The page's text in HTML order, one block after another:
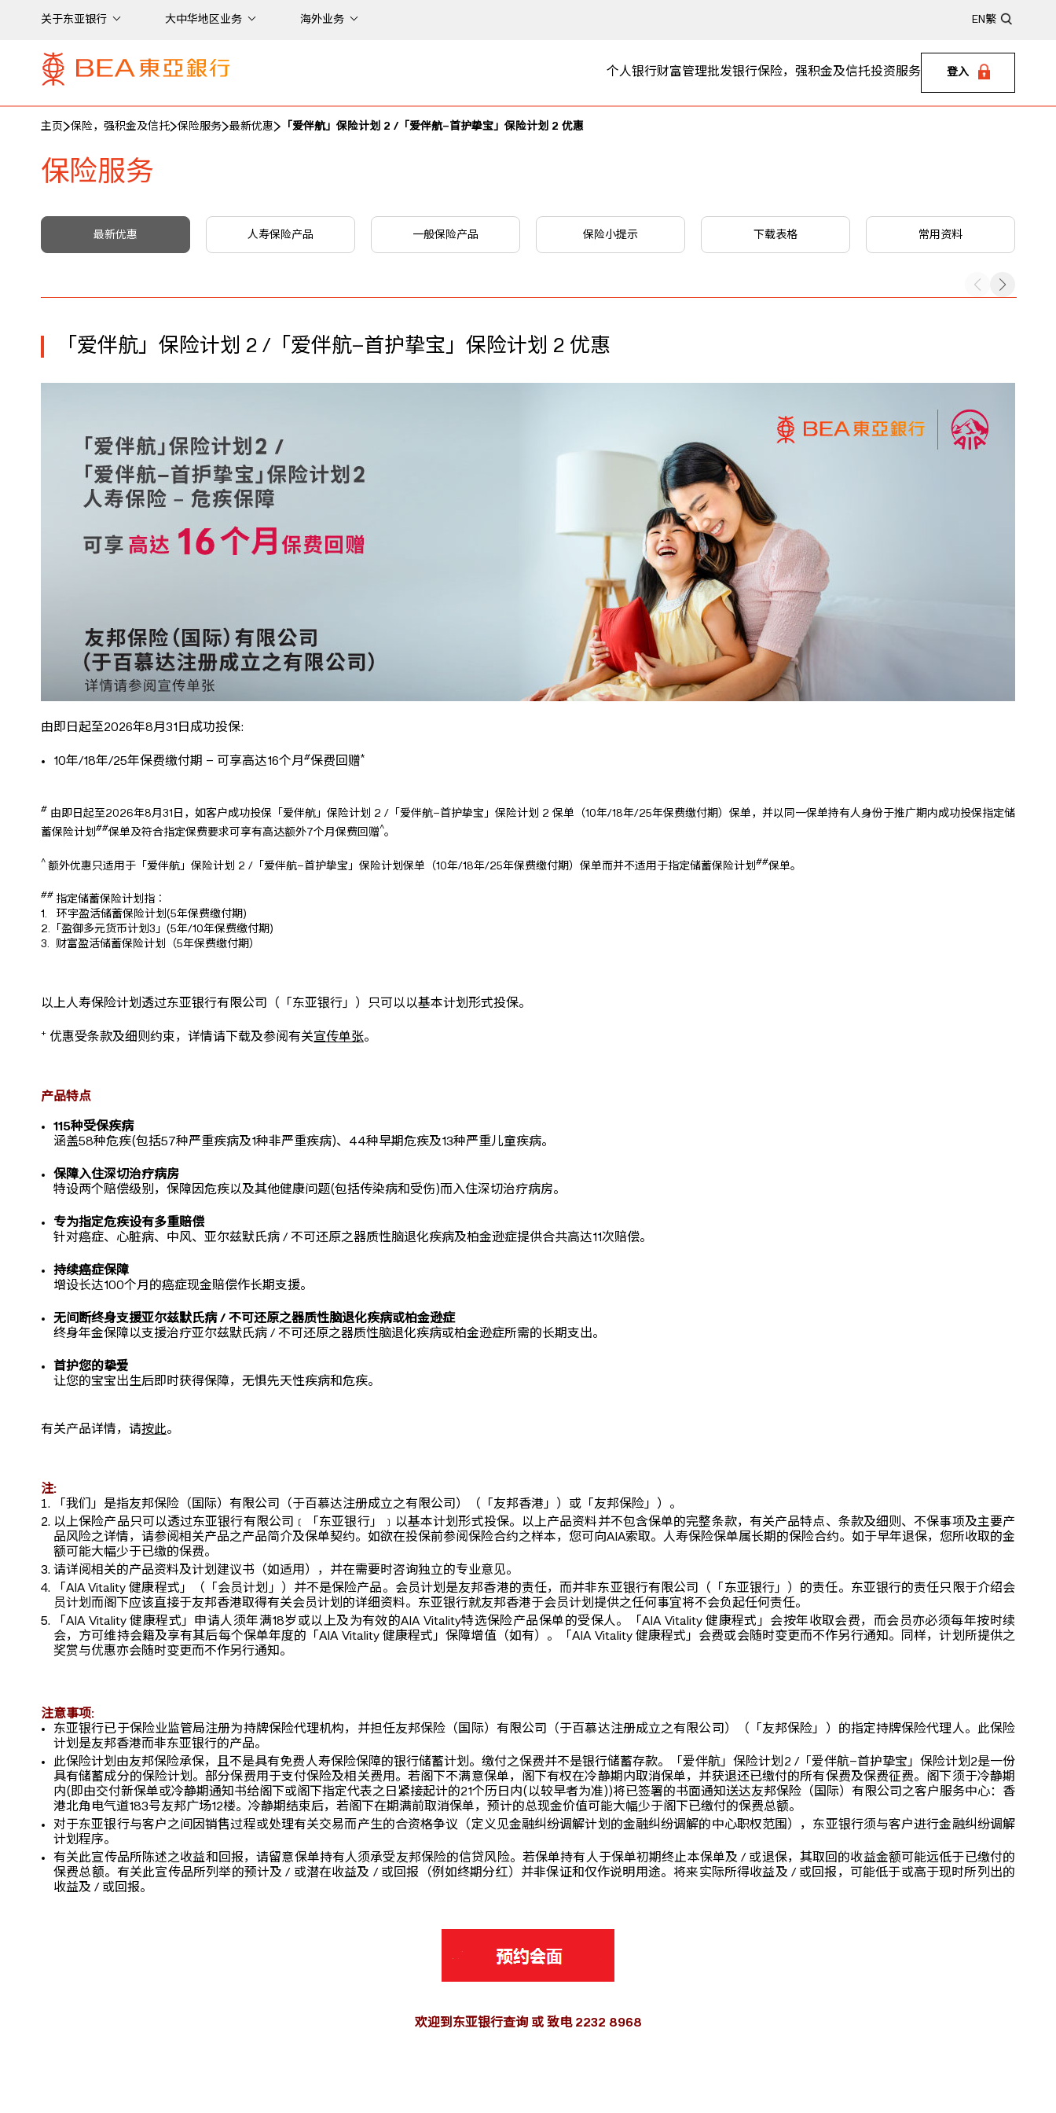
关于东亚银行 大中华地区业务 海外业务 EN 繁
个人银行财富管理批发银行保险，强积金及信托投资服务 登入
主页 保险，强积金及信托 保险服务 最新优惠 「爱伴航」保险计划 2 /「爱伴航–首护挚宝」保险计划 2 优惠
保险服务
最新优惠 人寿保险产品 一般保险产品 保险小提示 下载表格 常用资料
「爱伴航」保险计划 2 /「爱伴航–首护挚宝」保险计划 2 优惠
由即日起至2026年8月31日成功投保:
10年/18年/25年保费缴付期 – 可享高达16个月#保费回赠*
# 由即日起至2026年8月31日，如客户成功投保「爱伴航」保险计划 2 /「爱伴航–首护挚宝」保险计划 2 保单（10年/18年/25年保费缴付期）保单，并以同一保单持有人身份于推广期内成功投保指定储
蓄保险计划 ##保单及符合指定保费要求可享有高达额外7个月保费回赠^。
^ 额外优惠只适用于「爱伴航」保险计划 2 /「爱伴航–首护挚宝」保险计划保单（10年/18年/25年保费缴付期）保单而并不适用于指定储蓄保险计划 ##保单。
## 指定储蓄保险计划指︰
1. 环宇盈活储蓄保险计划(5年保费缴付期)
2.「盈御多元货币计划3」(5年/10年保费缴付期)
3. 财富盈活储蓄保险计划（5年保费缴付期）
以上人寿保险计划透过东亚银行有限公司（「东亚银行」）只可以以基本计划形式投保。
+ 优惠受条款及细则约束，详情请下载及参阅有关宣传单张。
产品特点
115种受保疾病
涵盖58种危疾(包括57种严重疾病及1种非严重疾病)、44种早期危疾及13种严重儿童疾病。
保障入住深切治疗病房
特设两个赔偿级别，保障因危疾以及其他健康问题(包括传染病和受伤)而入住深切治疗病房。
专为指定危疾设有多重赔偿
针对癌症、心脏病、中风、亚尔兹默氏病 / 不可还原之器质性脑退化疾病及柏金逊症提供合共高达11次赔偿。
持续癌症保障
增设长达100个月的癌症现金赔偿作长期支援。
无间断终身支援亚尔兹默氏病 / 不可还原之器质性脑退化疾病或柏金逊症
终身年金保障以支援治疗亚尔兹默氏病 / 不可还原之器质性脑退化疾病或柏金逊症所需的长期支出。
首护您的挚爱
让您的宝宝出生后即时获得保障，无惧先天性疾病和危疾。
有关产品详情，请按此。
注:
「我们」是指友邦保险（国际）有限公司（于百慕达注册成立之有限公司）（「友邦香港」）或「友邦保险」）。
以上保险产品只可以透过东亚银行有限公司﹝「东亚银行」﹞以基本计划形式投保。以上产品资料并不包含保单的完整条款，有关产品特点、条款及细则、不保事项及主要产
品风险之详情，请参阅相关产品之产品简介及保单契约。如欲在投保前参阅保险合约之样本，您可向AIA索取。人寿保险保单属长期的保险合约。如于早年退保，您所收取的金
额可能大幅少于已缴的保费。
请详阅相关的产品资料及计划建议书（如适用），并在需要时咨询独立的专业意见。
「AIA Vitality 健康程式」（「会员计划」）并不是保险产品。会员计划是友邦香港的责任，而并非东亚银行有限公司（「东亚银行」）的责任。东亚银行的责任只限于介绍会
员计划而阁下应该直接于友邦香港取得有关会员计划的详细资料。东亚银行就友邦香港于会员计划提供之任何事宜将不会负起任何责任。
「AIA Vitality 健康程式」申请人须年满18岁或以上及为有效的AIA Vitality特选保险产品保单的受保人。「AIA Vitality 健康程式」会按年收取会费，而会员亦必须每年按时续
会，方可维持会籍及享有其后每个保单年度的「AIA Vitality 健康程式」保障增值（如有）。「AIA Vitality 健康程式」会费或会随时变更而不作另行通知。同样，计划所提供之
奖赏与优惠亦会随时变更而不作另行通知。
注意事项:
东亚银行已于保险业监管局注册为持牌保险代理机构，并担任友邦保险（国际）有限公司（于百慕达注册成立之有限公司）（「友邦保险」）的指定持牌保险代理人。此保险
计划是友邦香港而非东亚银行的产品。
此保险计划由友邦保险承保，且不是具有免费人寿保险保障的银行储蓄计划。缴付之保费并不是银行储蓄存款。「爱伴航」保险计划2 /「爱伴航–首护挚宝」保险计划2是一份
具有储蓄成分的保险计划。部分保费用于支付保险及相关费用。若阁下不满意保单，阁下有权在冷静期内取消保单，并获退还已缴付的所有保费及保费征费。阁下须于冷静期
内(即由交付新保单或冷静期通知书给阁下或阁下指定代表之日紧接起计的21个历日内(以较早者为准))将已签署的书面通知送达友邦保险（国际）有限公司之客户服务中心：香
港北角电气道183号友邦广场12楼。冷静期结束后，若阁下在期满前取消保单，预计的总现金价值可能大幅少于阁下已缴付的保费总额。
对于东亚银行与客户之间因销售过程或处理有关交易而产生的合资格争议（定义见金融纠纷调解计划的金融纠纷调解的中心职权范围），东亚银行须与客户进行金融纠纷调解
计划程序。
有关此宣传品所陈述之收益和回报，请留意保单持有人须承受友邦保险的信贷风险。若保单持有人于保单初期终止本保单及 / 或退保，其取回的收益金额可能远低于已缴付的
保费总额。有关此宣传品所列举的预计及 / 或潜在收益及 / 或回报（例如终期分红）并非保证和仅作说明用途。将来实际所得收益及 / 或回报，可能低于或高于现时所列出的
收益及 / 或回报。
欢迎到东亚银行查询 或 致电 2232 8968